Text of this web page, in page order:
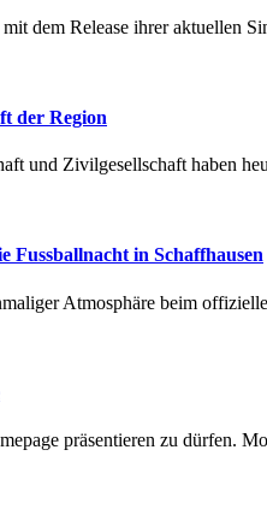
dem Release ihrer aktuellen
der Region
und Zivilgesellschaft haben
Fussballnacht in Schaffhausen
Atmosphäre beim
präsentieren zu dürfen.